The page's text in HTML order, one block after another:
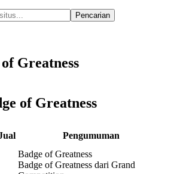
Greatness
of Greatness
Pengumuman
Badge of Greatness
Badge of Greatness dari Grand